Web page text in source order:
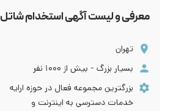
معرفی و لیست آگهی استخدام شاتل
تهران
بسیار بزرگ - بیش از ۱۰۰۰ نفر
بزرگترین مجموعه فعال در حوزه ارایه
خدمات دسترسی به اینترنت و